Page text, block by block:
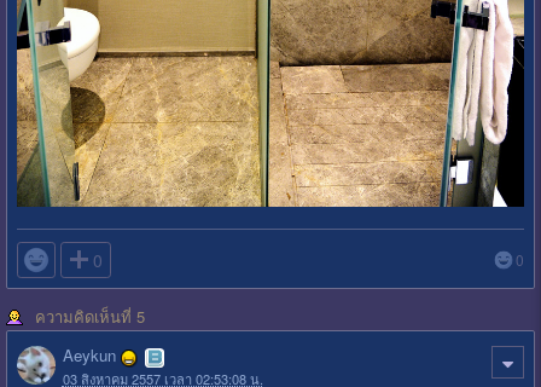
 0 0
ความคิดเห็นที่ 5
Aeykun
03 สิงหาคม 2557 เวลา 02:53:08 น.